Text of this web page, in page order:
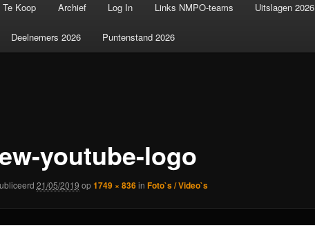
Te Koop Archief Log In Links NMPO-teams Uitslagen 2026
Deelnemers 2026 Puntenstand 2026
youtube-logo
21/05/2019 op1749 × 836in Foto`s / Video`s